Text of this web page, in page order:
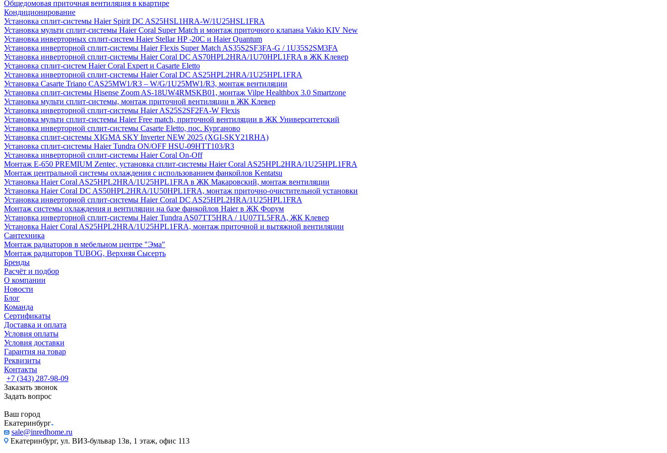
Общедомовая приточная вентиляция в квартире
Кондиционирование
Установка сплит-системы Haier Spirit DC AS25HSL1HRA-W/1U25HSL1FRA
Установка мульти сплит-системы Haier Coral Super Match и монтаж приточного клапана Vakio KIV New
Установка инверторных сплит-систем Haier Stellar HP -20С и Haier Quantum
Установка инверторной сплит-системы Haier Flexis Super Match AS35S2SF3FA-G / 1U35S2SM3FA
Установка инверторной сплит-системы Haier Coral DC AS70HPL2HRA/1U70HPL1FRA в ЖК Клевер
Установка сплит-систем Haier Coral Expert и Casarte Eletto
Установка инверторной сплит-системы Haier Coral DC AS25HPL2HRA/1U25HPL1FRA
Установка Casarte Triano CAS25MW1/R3 – W/G/1U25MW1/R3, монтаж вентиляции
Установка сплит-системы Hisense Zoom AS-18UW4RMSKB01, монтаж Vilpe Healthbox 3.0 Smartzone
Установка мульти сплит-системы, монтаж приточной вентиляции в ЖК Клевер
Установка инверторной сплит-системы Haier AS25S2SF2FA-W Flexis
Установка мульти сплит-системы Haier Free match, приточной вентиляции в ЖК Университетский
Установка инверторной сплит-системы Casarte Eletto, пос. Курганово
Установка сплит-системы XIGMA SKY Inverter NEW 2025 (XGI-SKY21RHA)
Установка сплит-системы Haier Tundra ON/OFF HSU-09HTT103/R3
Установка инверторной сплит-системы Haier Coral On-Off
Монтаж E-650 PREMIUM Zentec, установка сплит-системы Haier Coral AS25HPL2HRA/1U25HPL1FRA
Монтаж центральной системы охлаждения с использованием фанкойлов Kentatsu
Установка Haier Coral AS25HPL2HRA/1U25HPL1FRA в ЖК Макаровский, монтаж вентиляции
Установка Haier Coral DC AS50HPL2HRA/1U50HPL1FRA, монтаж приточно-очистительной установки
Установка инверторной сплит-системы Haier Coral DC AS25HPL2HRA/1U25HPL1FRA
Монтаж системы охлаждения и вентиляции на базе фанкойлов Haier в ЖК Форум
Установка инверторной сплит-системы Haier Tundra AS07TT5HRA / 1U07TL5FRA, ЖК Клевер
Установка Haier Coral AS25HPL2HRA/1U25HPL1FRA, монтаж приточной и вытяжной вентиляции
Сантехника
Монтаж радиаторов в мебельном центре "Эма"
Монтаж радиаторов TUBOG, Верхняя Сысерть
Бренды
Расчёт и подбор
О компании
Новости
Блог
Команда
Сертификаты
Доставка и оплата
Условия оплаты
Условия доставки
Гарантия на товар
Реквизиты
Контакты
+7 (343) 287-98-09
Заказать звонок
Задать вопрос
Ваш город
Екатеринбург
sale@inredhome.ru
Екатеринбург, ул. ВИЗ-бульвар 13в, 1 этаж, офис 113